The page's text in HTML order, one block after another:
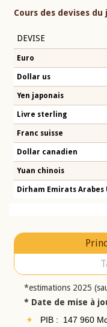
Cours des devises du
DEVISE
Euro
Dollar us
Yen japonais
Livre sterling
Franc suisse
Dollar canadien
Yuan chinois
Dirham Emirats Arabes
*estimations 2025
* Date de mise à
PIB : 147 960